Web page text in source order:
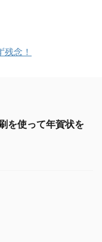
念！
を使って年賀状を